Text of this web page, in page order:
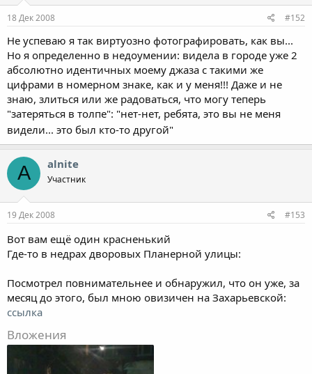
18 Дек 2008 #152
Не успеваю я так виртуозно фотографировать, как вы...
Но я определенно в недоумении: видела в городе уже 2
абсолютно идентичных моему джаза с такими же
цифрами в номерном знаке, как и у меня!!! Даже и не
знаю, злиться или же радоваться, что могу теперь
"затеряться в толпе": "нет-нет, ребята, это вы не меня
видели... это был кто-то другой"
A alnite
Участник
19 Дек 2008 #153
Вот вам ещё один красненький
Где-то в недрах дворовых Планерной улицы:
Посмотрел повнимательнее и обнаружил, что он уже, за
месяц до этого, был мною овизичен на Захарьевской:
ссылка
Вложения